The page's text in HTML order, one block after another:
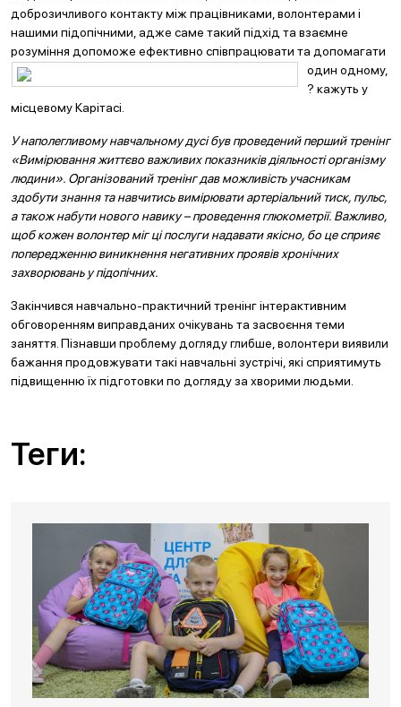
доброзичливого контакту між працівниками, волонтерами і
нашими підопічними, адже саме такий підхід та взаємне
розуміння допоможе ефективно співпрацювати та допомагати
один одному,
? кажуть у
місцевому Карітасі.
У наполегливому навчальному дусі був проведений перший тренінг
«Вимірювання життєво важливих показників діяльності організму
людини». Організований тренінг дав можливість учасникам
здобути знання та навчитись вимірювати артеріальний тиск, пульс,
а також набути нового навику – проведення глюкометрії. Важливо,
щоб кожен волонтер міг ці послуги надавати якісно, бо це сприяє
попередженню виникнення негативних проявів хронічних
захворювань у підопічних.
Закінчився навчально-практичний тренінг інтерактивним
обговоренням виправданих очікувань та засвоєння теми
заняття. Пізнавши проблему догляду глибше, волонтери виявили
бажання продовжувати такі навчальні зустрічі, які сприятимуть
підвищенню їх підготовки по догляду за хворими людьми.
Теги: